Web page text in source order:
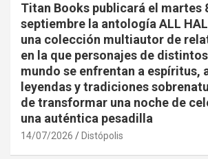
Titan Books publicará el martes
septiembre la antología ALL
una colección multiautor de
en la que personajes de
mundo se enfrentan a espíritus,
leyendas y tradiciones
de transformar una noche de
una auténtica pesadilla
14/07/2026 Distópolis